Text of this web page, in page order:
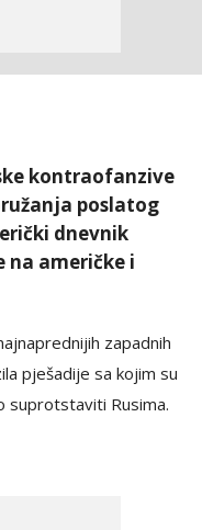
kontraofanzive
poslatog
dnevnik
američke i
zapadnih
pješadije sa kojim su
suprotstaviti Rusima.